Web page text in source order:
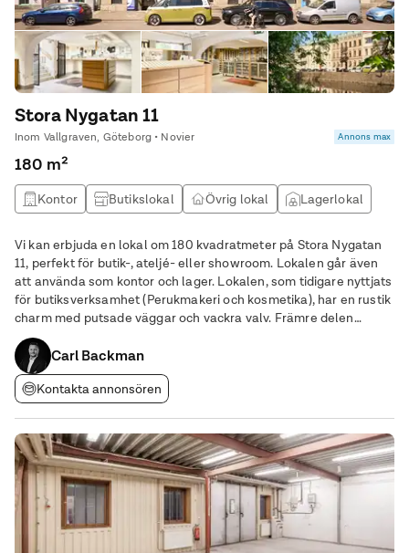
Stora Nygatan 11
Inom Vallgraven, Göteborg • Novier Annons max
180 m²
Kontor Butikslokal Övrig lokal Lagerlokal
Vi kan erbjuda en lokal om 180 kvadratmeter på Stora Nygatan
11, perfekt för butik-, ateljé- eller showroom. Lokalen går även
att använda som kontor och lager. Lokalen, som tidigare nyttjats
för butiksverksamhet (Perukmakeri och kosmetika), har en rustik
charm med putsade väggar och vackra valv. Främre delen
lämpar sig utmärkt som försäljningsyta, medan den inre delen
erbjuder praktiska
Carl Backman
Kontakta annonsören